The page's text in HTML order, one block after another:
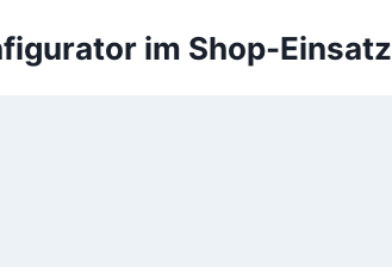
im Shop-Einsatz